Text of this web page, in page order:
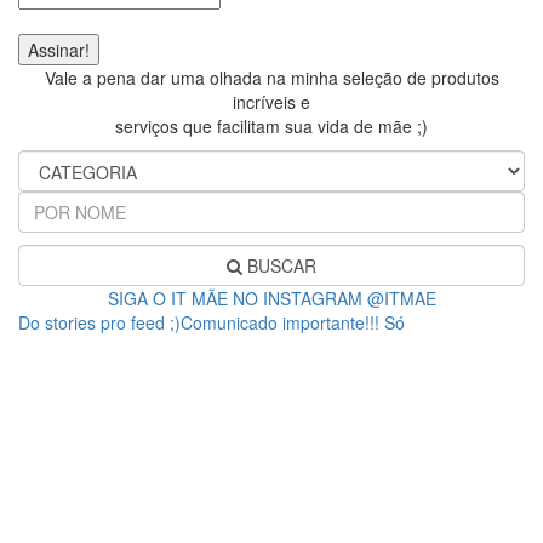
Vale a pena dar uma olhada na minha seleção de produtos
incríveis e
serviços que facilitam sua vida de mãe ;)
BUSCAR
SIGA O IT MÃE NO INSTAGRAM @ITMAE
Do stories pro feed ;)Comunicado importante!!! Só